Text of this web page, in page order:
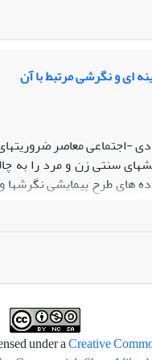
جهت‌گیرى عام‌گرایانه
وضعیت شغلى، وضعیت
ای و نگرشی مرتبط با آن
-اجتماعی معاصر
سنتی زن و مرد را به
های طرح پیمایشی
در حد قابل
های سنتی هستند.زنان
سیاسی اصلاح گرا با
Creative